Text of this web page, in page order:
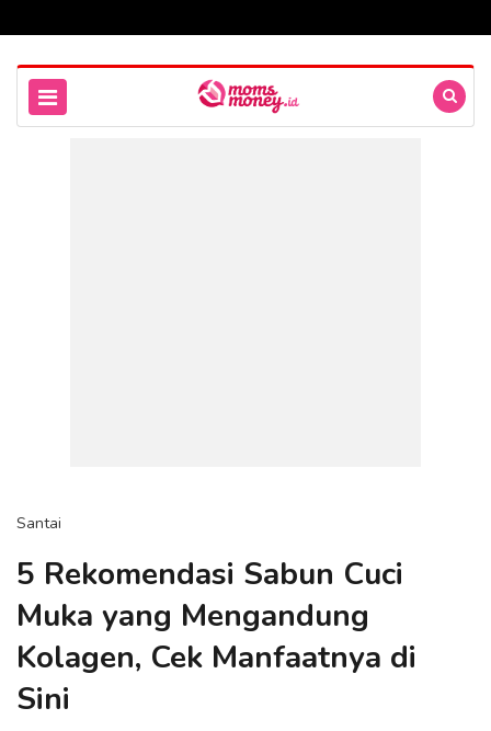
Santai
5 Rekomendasi Sabun Cuci
Muka yang Mengandung
Kolagen, Cek Manfaatnya di
Sini